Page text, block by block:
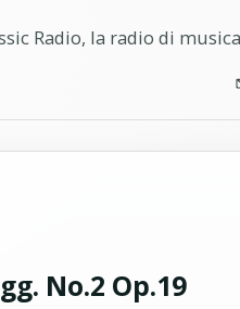
Radio, la radio di
No.2 Op.19